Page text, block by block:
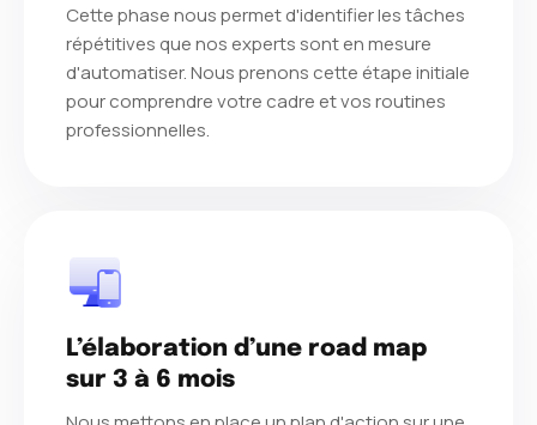
Cette phase nous permet d'identifier les tâches
répétitives que nos experts sont en mesure
d'automatiser. Nous prenons cette étape initiale
pour comprendre votre cadre et vos routines
professionnelles.
L’élaboration d’une road map
sur 3 à 6 mois